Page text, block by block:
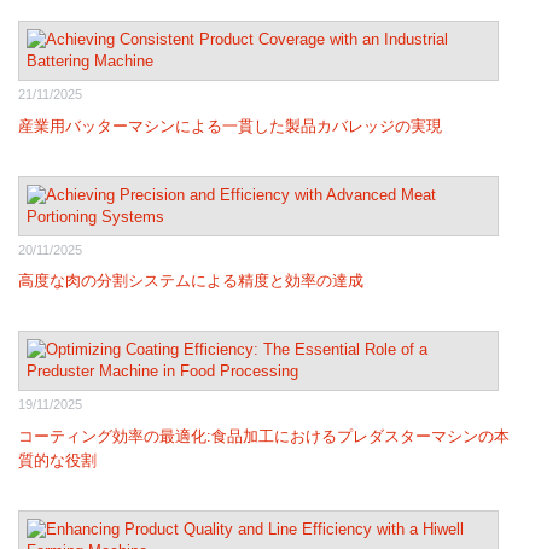
21/11/2025
産業用バッターマシンによる一貫した製品カバレッジの実現
20/11/2025
高度な肉の分割システムによる精度と効率の達成
19/11/2025
コーティング効率の最適化:食品加工におけるプレダスターマシンの本
質的な役割